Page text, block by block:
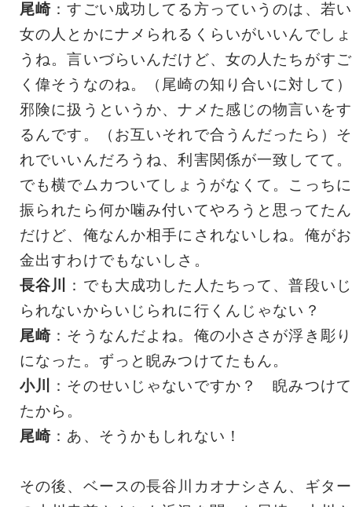
尾崎 ：すごい成功してる方っていうのは、若い
女の人とかにナメられるくらいがいいんでしょ
うね。言いづらいんだけど、女の人たちがすご
く偉そうなのね。（尾崎の知り合いに対して）
邪険に扱うというか、ナメた感じの物言いをす
るんです。（お互いそれで合うんだったら）そ
れでいいんだろうね、利害関係が一致してて。
でも横でムカついてしょうがなくて。こっちに
振られたら何か噛み付いてやろうと思ってたん
だけど、俺なんか相手にされないしね。俺がお
金出すわけでもないしさ。
長谷川
：でも大成功した人たちって、普段いじ
られないからいじられに行くんじゃない？
尾崎 ：そうなんだよね。俺の小ささが浮き彫り
になった。ずっと睨みつけてたもん。
小川
：そのせいじゃないですか？ 睨みつけて
たから。
尾崎 ：あ、そうかもしれない！
その後、ベースの長谷川カオナシさん、ギター